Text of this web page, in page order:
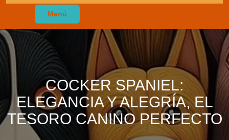
Menú
COCKER SPANIEL:
ELEGANCIA Y ALEGRÍA, EL
TESORO CANINO PERFECTO